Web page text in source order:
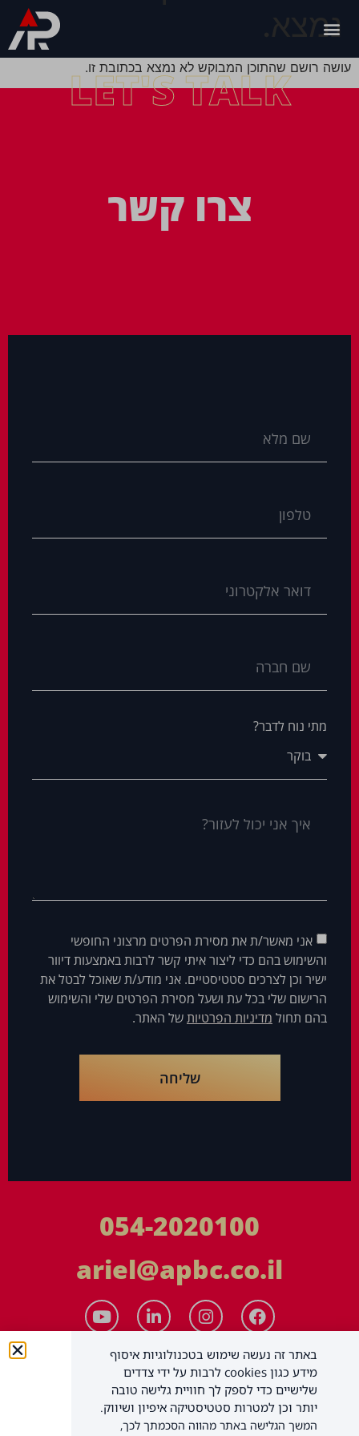
נמצא.
עושה רושם שהתוכן המבוקש לא נמצא בכתובת זו.
LET'S TALK
צרו קשר
מתי נוח לדבר?
אני מאשר/ת את מסירת הפרטים מרצוני החופשי
והשימוש בהם כדי ליצור איתי קשר לרבות באמצעות דיוור
ישיר וכן לצרכים סטטיסטיים. אני מודע/ת שאוכל לבטל את
הרישום שלי בכל עת ושעל מסירת הפרטים שלי והשימוש
בהם תחול מדיניות הפרטיותשל האתר.
שליחה
054-2020100
ariel@apbc.co.il
באתר זה נעשה שימוש בטכנולוגיות איסוף
מידע כגון cookies לרבות על ידי צדדים
שלישיים כדי לספק לך חוויית גלישה טובה
יותר וכן למטרות סטטיסטיקה איפיון ושיווק.
המשך הגלישה באתר מהווה הסכמתך לכך,